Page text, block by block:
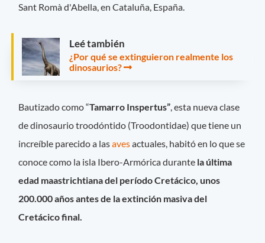
Sant Romà d'Abella, en Cataluña, España.
Leé también
¿Por qué se extinguieron realmente los
dinosaurios?
Bautizado como “Tamarro Inspertus”, esta nueva clase
de dinosaurio troodóntido (Troodontidae) que tiene un
increíble parecido a lasavesactuales, habitó en lo que se
conoce como la isla Ibero-Armórica durante la última
edad maastrichtiana del período Cretácico, unos
200.000 años antes de la extinción masiva del
Cretácico final.